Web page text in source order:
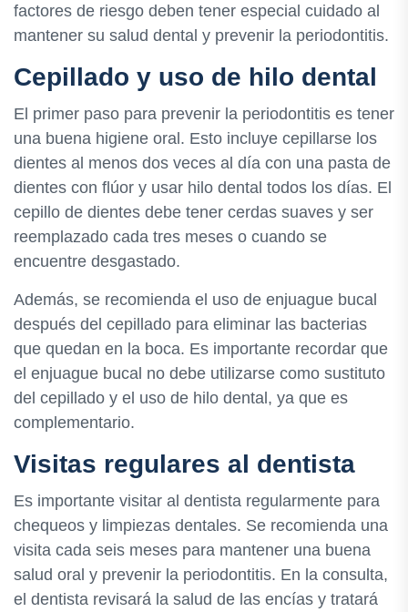
factores de riesgo deben tener especial cuidado al
mantener su salud dental y prevenir la periodontitis.
Cepillado y uso de hilo dental
El primer paso para prevenir la periodontitis es tener
una buena higiene oral. Esto incluye cepillarse los
dientes al menos dos veces al día con una pasta de
dientes con flúor y usar hilo dental todos los días. El
cepillo de dientes debe tener cerdas suaves y ser
reemplazado cada tres meses o cuando se
encuentre desgastado.
Además, se recomienda el uso de enjuague bucal
después del cepillado para eliminar las bacterias
que quedan en la boca. Es importante recordar que
el enjuague bucal no debe utilizarse como sustituto
del cepillado y el uso de hilo dental, ya que es
complementario.
Visitas regulares al dentista
Es importante visitar al dentista regularmente para
chequeos y limpiezas dentales. Se recomienda una
visita cada seis meses para mantener una buena
salud oral y prevenir la periodontitis. En la consulta,
el dentista revisará la salud de las encías y tratará